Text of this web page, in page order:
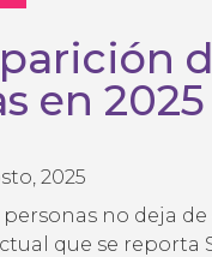
en 2025
2025
no deja de
que se reporta